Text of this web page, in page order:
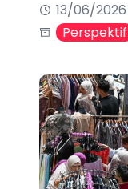
13/06/
Perspektif